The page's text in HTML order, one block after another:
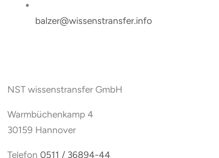
balzer@wissenstransfer.info
NST wissenstransfer GmbH
Warmbüchenkamp 4
30159 Hannover
Telefon 0511 / 36894-44